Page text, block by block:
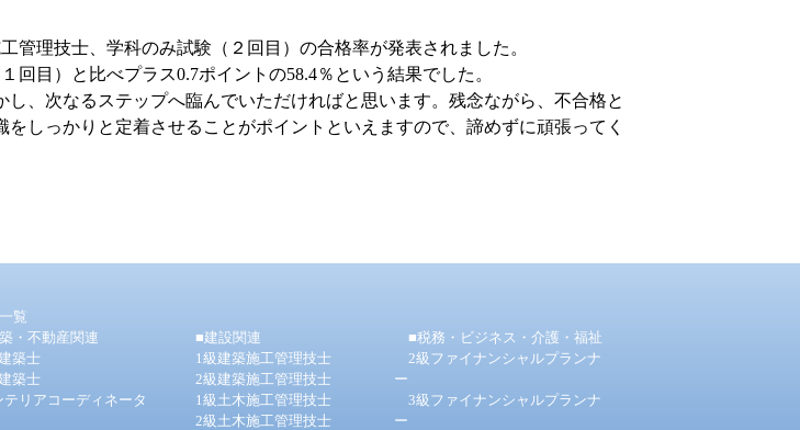
管理技士、 学科のみ試験（２回目）の合格率が発表されました。
回目）と比べプラス0.7ポイントの58.4％ という結果でした。
、次なるステップへ臨んでいただければと思います。残念ながら、不合格と
しっかりと定着させることがポイントといえますので、諦めずに頑張ってく
覧
・不動産関連
築士
築士
テリアコーディネータ
■建設関連
1級建築施工管理技士
2級建築施工管理技士
1級土木施工管理技士
2級土木施工管理技士
■税務・ビジネス・介護・福祉
2級ファイナンシャルプランナ
ー
3級ファイナンシャルプランナ
ー